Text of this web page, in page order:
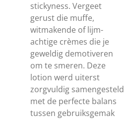
stickyness. Vergeet
gerust die muffe,
witmakende of lijm-
achtige crèmes die je
geweldig demotiveren
om te smeren. Deze
lotion werd uiterst
zorgvuldig samengesteld
met de perfecte balans
tussen gebruiksgemak